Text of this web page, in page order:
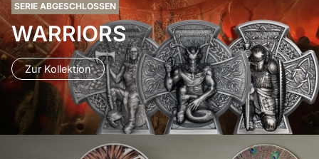
SERIE ABGESCHLOSSEN
WARRIORS
Zur Kollektion